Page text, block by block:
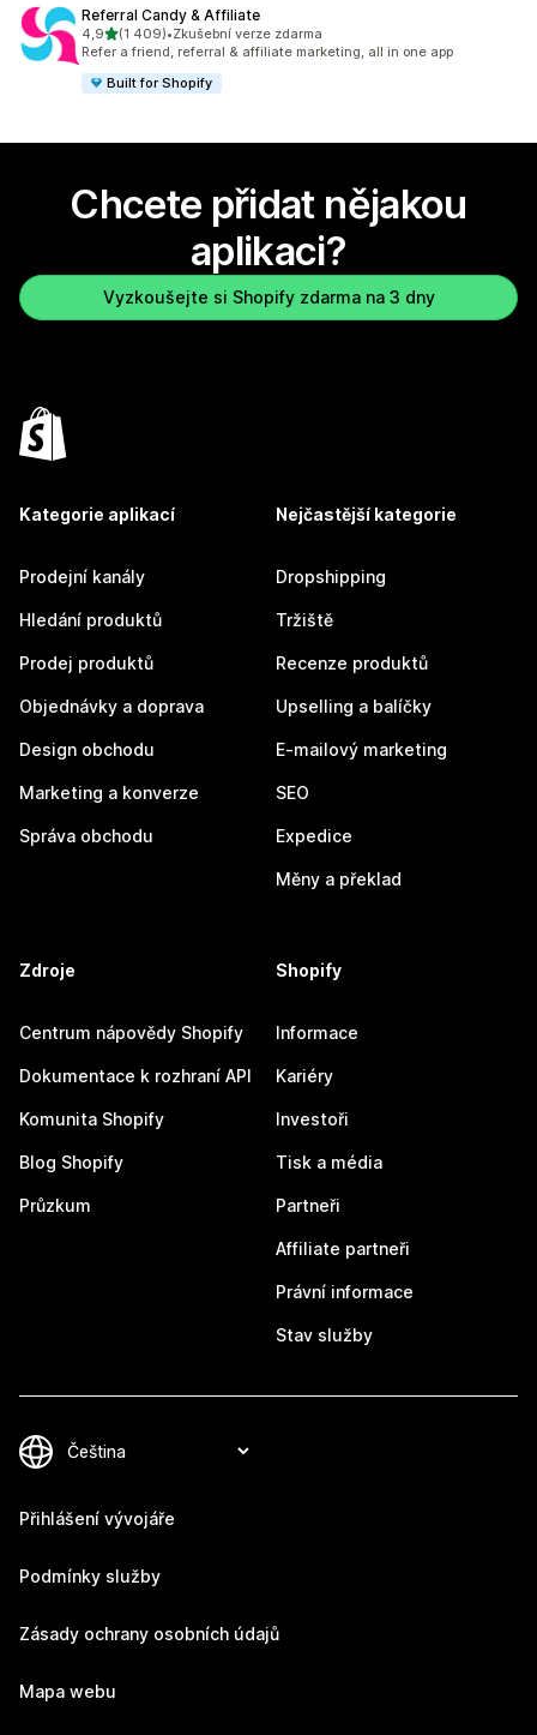
Referral Candy & Affiliate
4,9z 5 hvězd
(1 409)
Celkový počet recenzí: 1409
•Zkušební verze zdarma
Refer a friend, referral & affiliate marketing, all in one app
Built for Shopify
Chcete přidat nějakou
aplikaci?
Vyzkoušejte si Shopify zdarma na 3 dny
Kategorie aplikací
Prodejní kanály
Hledání produktů
Prodej produktů
Objednávky a doprava
Design obchodu
Marketing a konverze
Správa obchodu
Nejčastější kategorie
Dropshipping
Tržiště
Recenze produktů
Upselling a balíčky
E-mailový marketing
SEO
Expedice
Měny a překlad
Zdroje
Centrum nápovědy Shopify
Dokumentace k rozhraní API
Komunita Shopify
Blog Shopify
Průzkum
Shopify
Informace
Kariéry
Investoři
Tisk a média
Partneři
Affiliate partneři
Právní informace
Stav služby
Přihlášení vývojáře
Podmínky služby
Zásady ochrany osobních údajů
Mapa webu